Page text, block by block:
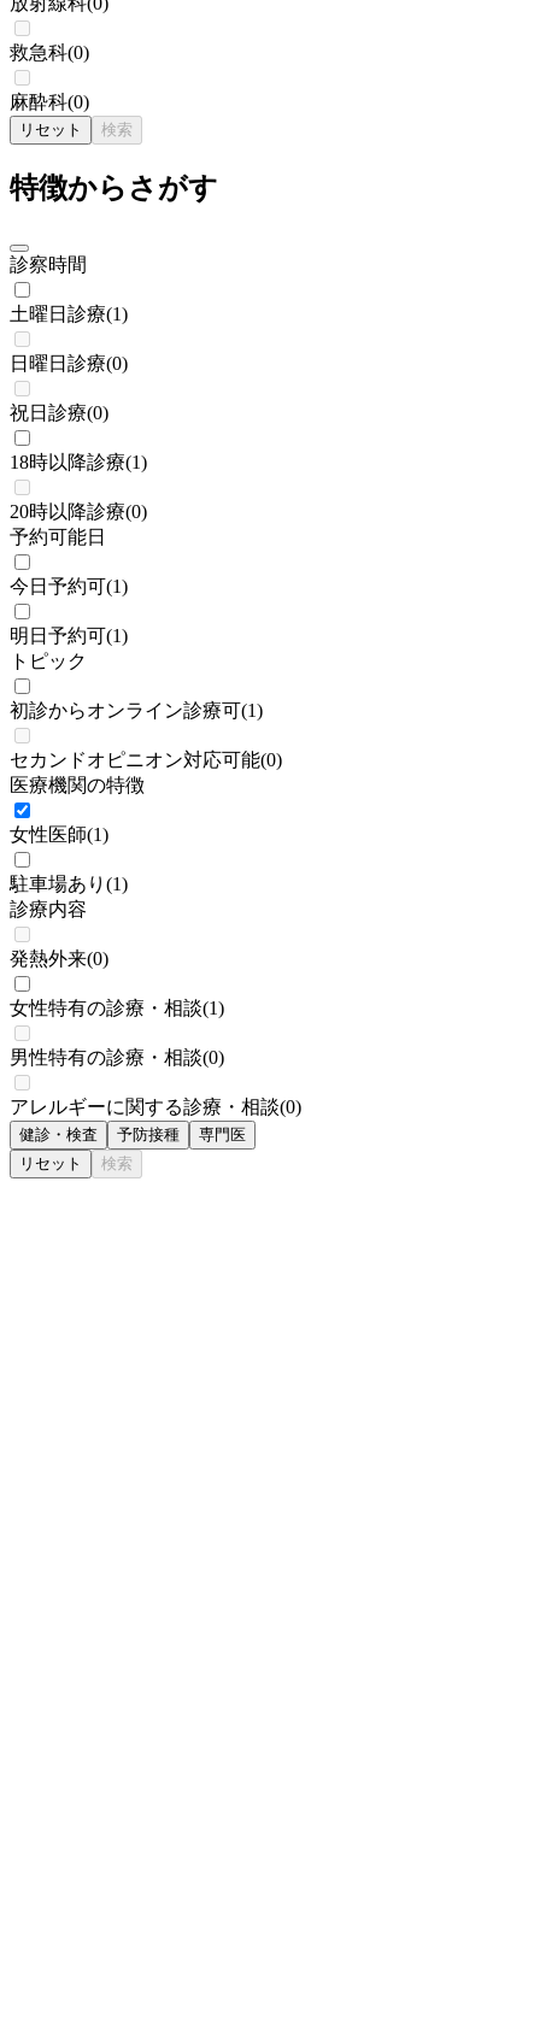
救急科(0)
麻酔科(0)
リセット 検索
特徴からさがす
診察時間
土曜日診療(1)
日曜日診療(0)
祝日診療(0)
18時以降診療(1)
20時以降診療(0)
予約可能日
今日予約可(1)
明日予約可(1)
トピック
初診からオンライン診療可(1)
セカンドオピニオン対応可能(0)
医療機関の特徴
女性医師(1)
駐車場あり (1)
診療内容
発熱外来(0)
女性特有の診療・相談(1)
男性特有の診療・相談(0)
アレルギーに関する診療・相談(0)
健診・検査 予防接種
専門医
リセット
検索